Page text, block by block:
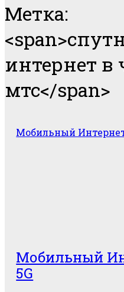
Метка:
интернет
мтс</span>
Мобильный Интернет:
Мобильный
5G